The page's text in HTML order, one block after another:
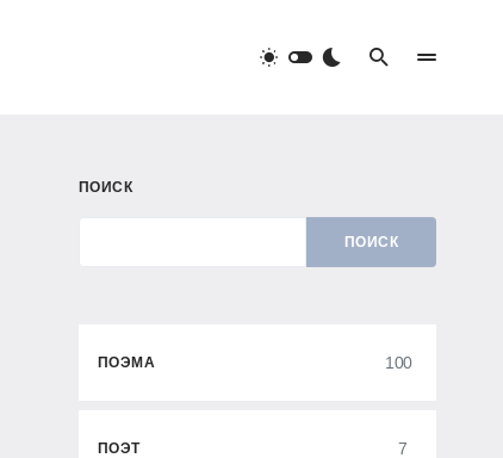
ПОИСК
ПОИСК
ПОЭМА 100
ПОЭТ 7